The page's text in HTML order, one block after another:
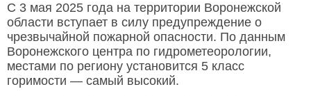
С 3 мая 2025 года на территории Воронежской
области вступает в силу предупреждение о
чрезвычайной пожарной опасности. По данным
Воронежского центра по гидрометеорологии,
местами по региону установится 5 класс
горимости — самый высокий.